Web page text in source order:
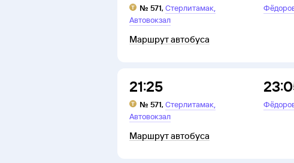
№ 571,Стерлитамак,
Автовокзал
Маршрут автобуса
21:25
№ 571,Стерлитамак,
Автовокзал
Маршрут автобуса